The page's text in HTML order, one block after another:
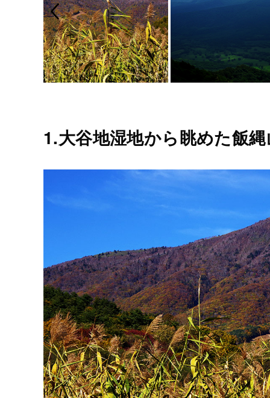
1.大谷地湿地から眺めた飯